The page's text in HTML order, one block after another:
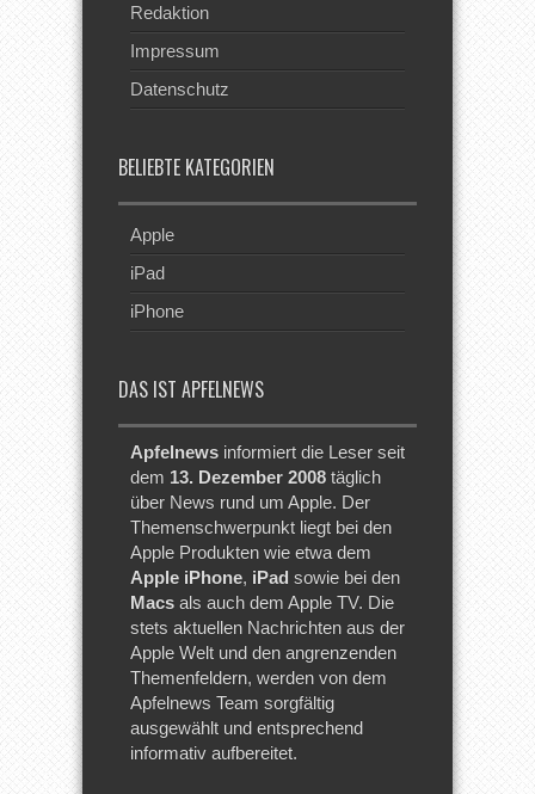
Redaktion
Impressum
Datenschutz
BELIEBTE KATEGORIEN
Apple
iPad
iPhone
DAS IST APFELNEWS
Apfelnews informiert die Leser seit
dem 13. Dezember 2008 täglich
über News rund um Apple. Der
Themenschwerpunkt liegt bei den
Apple Produkten wie etwa dem
Apple iPhone, iPad sowie bei den
Macs als auch dem Apple TV. Die
stets aktuellen Nachrichten aus der
Apple Welt und den angrenzenden
Themenfeldern, werden von dem
Apfelnews Team sorgfältig
ausgewählt und entsprechend
informativ aufbereitet.